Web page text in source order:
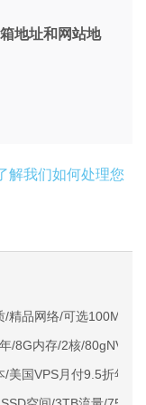
地址和网站地
解我们如何处理您
精品网络/可选100M不
/8G内存/2核/
美国VPS月付9.5折年